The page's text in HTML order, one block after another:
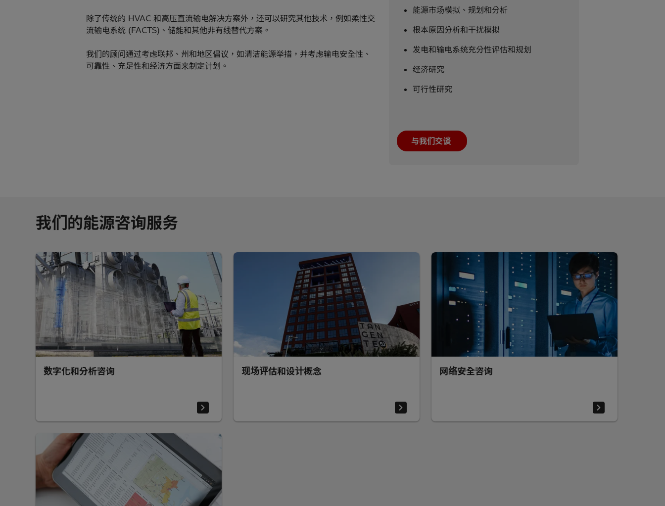
除了传统的 HVAC 和高压直流输电解决方案外，还可以研究其他技术，例如柔性交
流输电系统 (FACTS)、储能和其他非有线替代方案。
我们的顾问通过考虑联邦、州和地区倡议，如清洁能源举措，并考虑输电安全性、
可靠性、充足性和经济方面来制定计划。
能源市场模拟、规划和分析
根本原因分析和干扰模拟
发电和输电系统充分性评估和规划
经济研究
可行性研究
与我们交谈
我们的能源咨询服务
数字化和分析咨询 现场评估和设计概念 网络安全咨询